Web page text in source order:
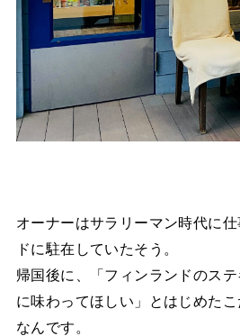
オーナーはサラリーマン時代に
ドに駐在していたそう。
帰国後に、「フィンランドのス
に味わってほしい」とはじめた
なんです。